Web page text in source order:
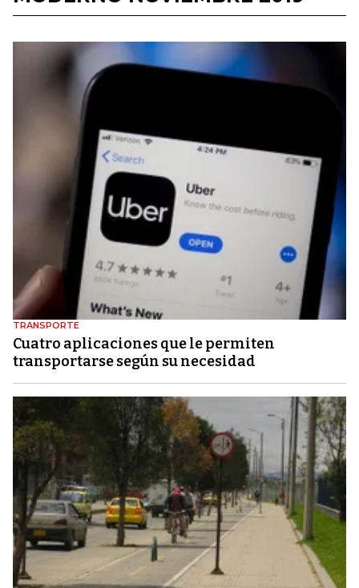
TRANSPORTE
Cuatro aplicaciones que le permiten
transportarse según su necesidad